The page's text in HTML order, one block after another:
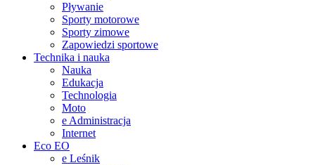
Pływanie
Sporty motorowe
Sporty zimowe
Zapowiedzi sportowe
Technika i nauka
Nauka
Edukacja
Technologia
Moto
e Administracja
Internet
Eco EO
e Leśnik